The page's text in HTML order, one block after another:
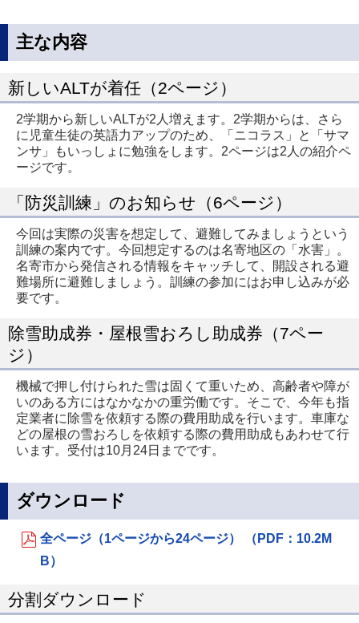
主な内容
新しいALTが着任（2ページ）
2学期から新しいALTが2人増えます。2学期からは、さら
に児童生徒の英語力アップのため、「ニコラス」と「サマ
ンサ」もいっしょに勉強をします。2ページは2人の紹介ペ
ージです。
「防災訓練」のお知らせ（6ページ）
今回は実際の災害を想定して、避難してみましょうという
訓練の案内です。今回想定するのは名寄地区の「水害」。
名寄市から発信される情報をキャッチして、開設される避
難場所に避難しましょう。訓練の参加にはお申し込みが必
要です。
除雪助成券・屋根雪おろし助成券（7ペー
ジ）
機械で押し付けられた雪は固くて重いため、高齢者や障が
いのある方にはなかなかの重労働です。そこで、今年も指
定業者に除雪を依頼する際の費用助成を行います。車庫な
どの屋根の雪おろしを依頼する際の費用助成もあわせて行
います。受付は10月24日までです。
ダウンロード
全ページ（1ページから24ページ） （PDF：10.2M
B）
分割ダウンロード